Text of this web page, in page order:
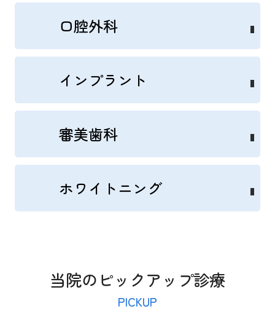
口腔外科
インプラント
審美歯科
ホワイトニング
当院のピックアップ診療
PICKUP